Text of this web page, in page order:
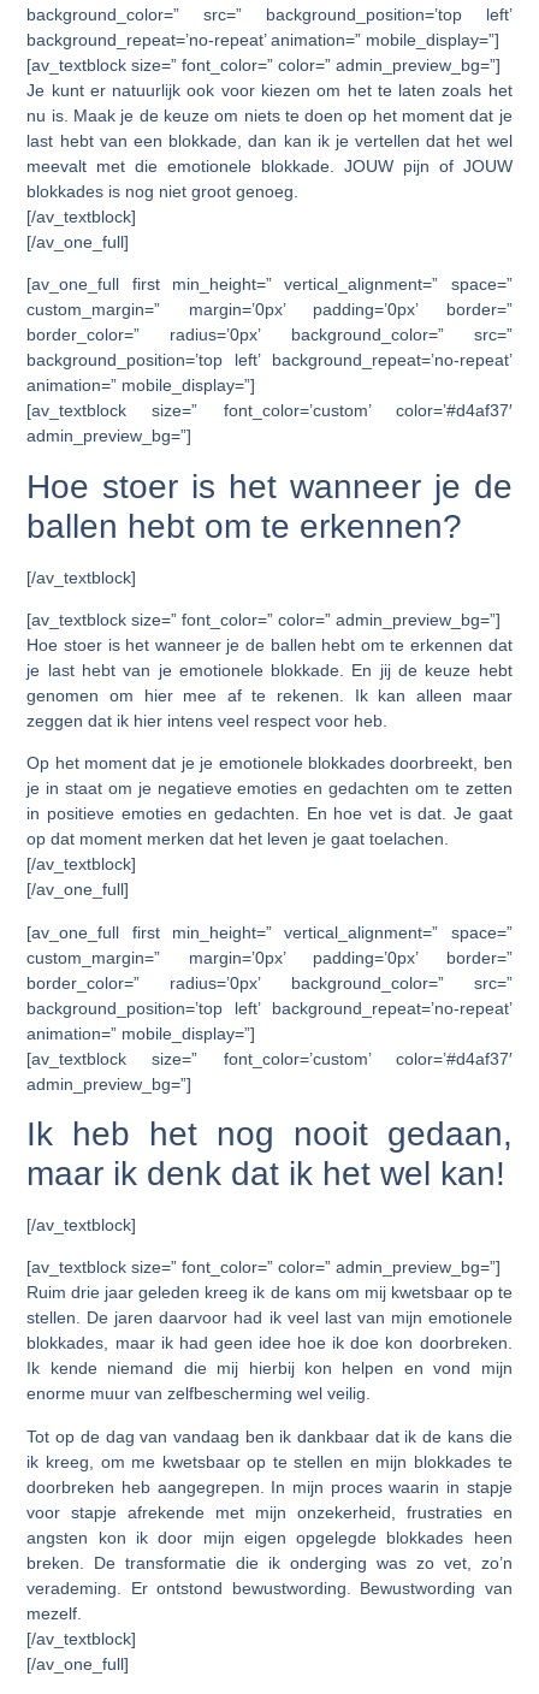
background_color=” src=” background_position=’top left’
background_repeat=’no-repeat’ animation=” mobile_display=”]
[av_textblock size=” font_color=” color=” admin_preview_bg=”]
Je kunt er natuurlijk ook voor kiezen om het te laten zoals het
nu is. Maak je de keuze om niets te doen op het moment dat je
last hebt van een blokkade, dan kan ik je vertellen dat het wel
meevalt met die emotionele blokkade. JOUW pijn of JOUW
blokkades is nog niet groot genoeg.
[/av_textblock]
[/av_one_full]
[av_one_full first min_height=” vertical_alignment=” space=”
custom_margin=” margin=’0px’ padding=’0px’ border=”
border_color=” radius=’0px’ background_color=” src=”
background_position=’top left’ background_repeat=’no-repeat’
animation=” mobile_display=”]
[av_textblock size=” font_color=’custom’ color=’#d4af37′
admin_preview_bg=”]
Hoe stoer is het wanneer je de
ballen hebt om te erkennen?
[/av_textblock]
[av_textblock size=” font_color=” color=” admin_preview_bg=”]
Hoe stoer is het wanneer je de ballen hebt om te erkennen dat
je last hebt van je emotionele blokkade. En jij de keuze hebt
genomen om hier mee af te rekenen. Ik kan alleen maar
zeggen dat ik hier intens veel respect voor heb.
Op het moment dat je je emotionele blokkades doorbreekt, ben
je in staat om je negatieve emoties en gedachten om te zetten
in positieve emoties en gedachten. En hoe vet is dat. Je gaat
op dat moment merken dat het leven je gaat toelachen.
[/av_textblock]
[/av_one_full]
[av_one_full first min_height=” vertical_alignment=” space=”
custom_margin=” margin=’0px’ padding=’0px’ border=”
border_color=” radius=’0px’ background_color=” src=”
background_position=’top left’ background_repeat=’no-repeat’
animation=” mobile_display=”]
[av_textblock size=” font_color=’custom’ color=’#d4af37′
admin_preview_bg=”]
Ik heb het nog nooit gedaan,
maar ik denk dat ik het wel kan!
[/av_textblock]
[av_textblock size=” font_color=” color=” admin_preview_bg=”]
Ruim drie jaar geleden kreeg ik de kans om mij kwetsbaar op te
stellen. De jaren daarvoor had ik veel last van mijn emotionele
blokkades, maar ik had geen idee hoe ik doe kon doorbreken.
Ik kende niemand die mij hierbij kon helpen en vond mijn
enorme muur van zelfbescherming wel veilig.
Tot op de dag van vandaag ben ik dankbaar dat ik de kans die
ik kreeg, om me kwetsbaar op te stellen en mijn blokkades te
doorbreken heb aangegrepen. In mijn proces waarin in stapje
voor stapje afrekende met mijn onzekerheid, frustraties en
angsten kon ik door mijn eigen opgelegde blokkades heen
breken. De transformatie die ik onderging was zo vet, zo’n
verademing. Er ontstond bewustwording. Bewustwording van
mezelf.
[/av_textblock]
[/av_one_full]